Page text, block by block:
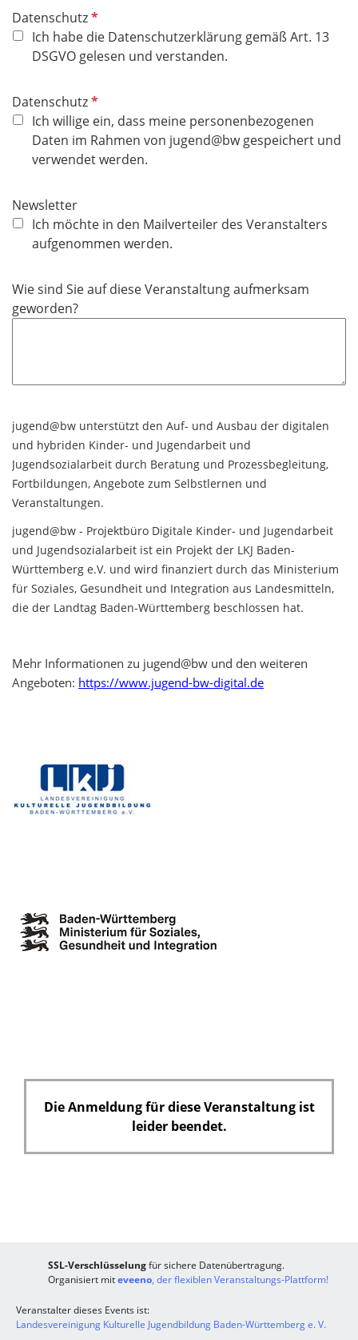
DatenschutzP
f
l
c
t
Ich habe die Datenschutzerklärung gemäß Art. 13
DSGVO gelesen und verstanden.
DatenschutzP
f
i
t
d
Ich willige ein, dass meine personenbezogenen
Daten im Rahmen von jugend@bw gespeichert und
verwendet werden.
Newsletter
Ich möchte in den Mailverteiler des Veranstalters
aufgenommen werden.
Wie sind Sie auf diese Veranstaltung aufmerksam
geworden?
jugend@bw unterstützt den Auf- und Ausbau der digitalen
und hybriden Kinder- und Jugendarbeit und
Jugendsozialarbeit durch Beratung und Prozessbegleitung,
Fortbildungen, Angebote zum Selbstlernen und
Veranstaltungen.
jugend@bw - Projektbüro Digitale Kinder- und Jugendarbeit
und Jugendsozialarbeit ist ein Projekt der LKJ Baden-
Württemberg e.V. und wird finanziert durch das Ministerium
für Soziales, Gesundheit und Integration aus Landesmitteln,
die der Landtag Baden-Württemberg beschlossen hat.
Mehr Informationen zu jugend@bw und den weiteren
Angeboten: https://www.jugend-bw-digital.de
Die Anmeldung für diese Veranstaltung ist
leider beendet.
SSL-Verschlüsselungfür sichere Datenübertragung.
Organisiert miteveeno, der flexiblen Veranstaltungs-Plattform!
Veranstalter dieses Events ist:
Landesvereinigung Kulturelle Jugendbildung Baden-Württemberg e. V.